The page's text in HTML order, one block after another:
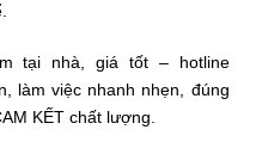
tại nhà, giá tốt – hotline
làm việc nhanh nhẹn, đúng
KẾT chất lượng.